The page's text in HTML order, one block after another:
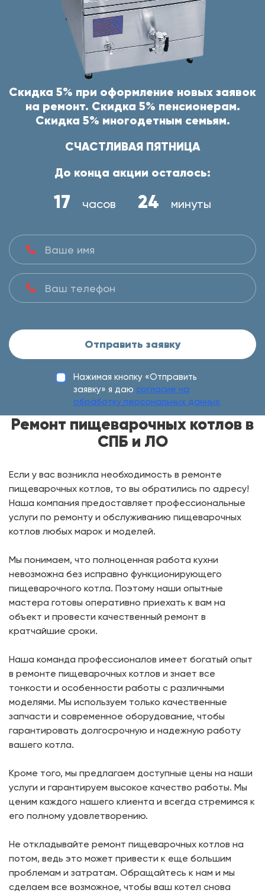
Скидка 5% при оформление новых заявок
на ремонт. Скидка 5% пенсионерам.
Скидка 5% многодетным семьям.
СЧАСТЛИВАЯ ПЯТНИЦА
До конца акции осталось:
17 часов 24 минуты
Отправить заявку
Нажимая кнопку «Отправить
заявку» я даю согласие на
обработку персональных данных
Ремонт пищеварочных котлов в
СПБ и ЛО
Если у вас возникла необходимость в ремонте
пищеварочных котлов, то вы обратились по адресу!
Наша компания предоставляет профессиональные
услуги по ремонту и обслуживанию пищеварочных
котлов любых марок и моделей.
Мы понимаем, что полноценная работа кухни
невозможна без исправно функционирующего
пищеварочного котла. Поэтому наши опытные
мастера готовы оперативно приехать к вам на
объект и провести качественный ремонт в
кратчайшие сроки.
Наша команда профессионалов имеет богатый опыт
в ремонте пищеварочных котлов и знает все
тонкости и особенности работы с различными
моделями. Мы используем только качественные
запчасти и современное оборудование, чтобы
гарантировать долгосрочную и надежную работу
вашего котла.
Кроме того, мы предлагаем доступные цены на наши
услуги и гарантируем высокое качество работы. Мы
ценим каждого нашего клиента и всегда стремимся к
его полному удовлетворению.
Не откладывайте ремонт пищеварочных котлов на
потом, ведь это может привести к еще большим
проблемам и затратам. Обращайтесь к нам и мы
сделаем все возможное, чтобы ваш котел снова